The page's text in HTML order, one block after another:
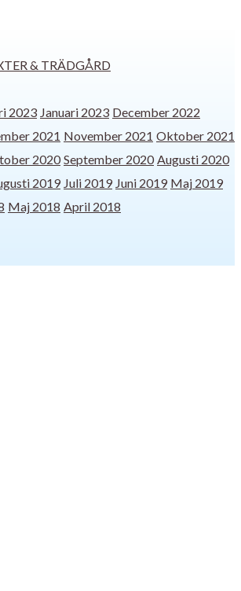
& TRÄDGÅRD
2023 Januari 2023 December 2022
2021 November 2021 Oktober 2021
2020 September 2020 Augusti 2020
2019 Juli 2019 Juni 2019 Maj 2019
Maj 2018 April 2018